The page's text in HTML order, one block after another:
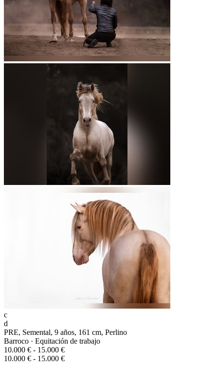
c
d
PRE, Semental, 9 años, 161 cm, Perlino
Barroco · Equitación de trabajo
10.000 € - 15.000 €
10.000 € - 15.000 €